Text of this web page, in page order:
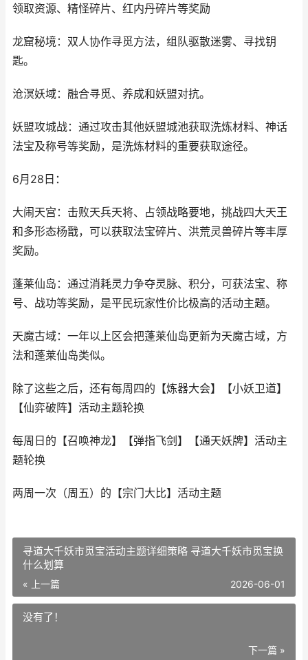
领取资源、精怪碎片、红内丹碎片等奖励
龙窟秘境：双人协作寻觅方法，组队驱散迷雾、寻找钥
匙。
沧溟妖域：融合寻觅、养成和妖盟对抗。
妖盟攻城战：通过攻击其他妖盟城池获取洗炼材料、神话
法宝及称号等奖励，是洗炼材料的重要获取途径。
6月28日：
大闹天宫：击败天兵天将、占领战略要地，挑战四大天王
和多形态杨戬，可以获取法宝碎片、洪荒灵兽碎片等丰厚
奖励。
蓬莱仙岛：通过消耗灵力争夺灵脉、积分，可获法宝、称
号、战功等奖励，是平民玩家性价比极高的活动主题。
天魔古域：一年以上区会把蓬莱仙岛更新为天魔古域，方
法和蓬莱仙岛类似。
除了这些之后，还有每周四的【炼器大会】【小妖卫道】
【仙弈破阵】活动主题轮换
每周日的【召唤神龙】【弹指飞剑】【通天妖牌】活动主
题轮换
两周一次（周五）的【宗门大比】活动主题
寻道大千妖市觅宝活动主题详细策略 寻道大千妖市觅宝换
什么划算
« 上一篇 2026-06-01
没有了！
下一篇 »